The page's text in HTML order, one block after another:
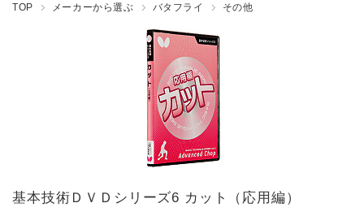
TOP メーカーから選ぶ バタフライ その他
基本技術ＤＶＤシリーズ6 カット（応用編）